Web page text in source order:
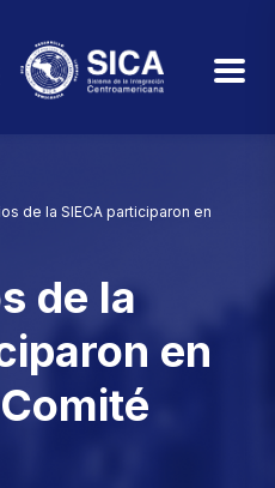
de la SIECA participaron en
de la
en